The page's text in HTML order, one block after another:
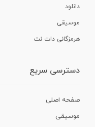
دانلود
موسیقی
هرمزگانی دات نت
دسترسی سریع
صفحه اصلی
موسیقی